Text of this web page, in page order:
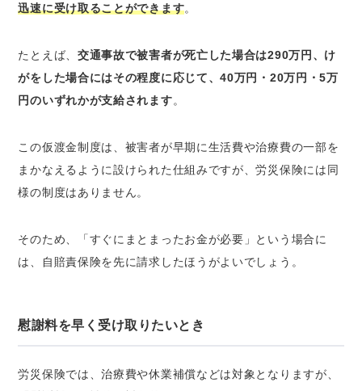
迅速に受け取ることができます。
たとえば、 交通事故で被害者が死亡した場合は290万円、け
がをした場合にはその程度に応じて、40万円・20万円・5万
円のいずれかが支給されます。
この仮渡金制度は、被害者が早期に生活費や治療費の一部を
まかなえるように設けられた仕組みですが、労災保険には同
様の制度はありません。
そのため、「すぐにまとまったお金が必要」という場合に
は、自賠責保険を先に請求したほうがよいでしょう。
慰謝料を早く受け取りたいとき
労災保険では、治療費や休業補償などは対象となりますが、